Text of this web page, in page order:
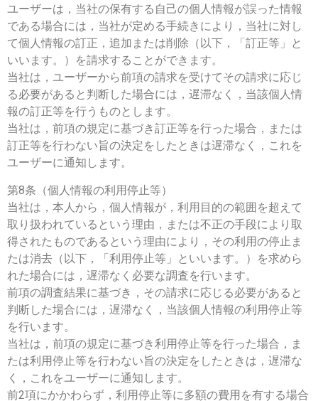
ユーザーは，当社の保有する自己の個人情報が誤った情報
である場合には，当社が定める手続きにより，当社に対し
て個人情報の訂正，追加または削除（以下，「訂正等」と
いいます。）を請求することができます。
当社は，ユーザーから前項の請求を受けてその請求に応じ
る必要があると判断した場合には，遅滞なく，当該個人情
報の訂正等を行うものとします。
当社は，前項の規定に基づき訂正等を行った場合，または
訂正等を行わない旨の決定をしたときは遅滞なく，これを
ユーザーに通知します。
第8条（個人情報の利用停止等）
当社は，本人から，個人情報が，利用目的の範囲を超えて
取り扱われているという理由，または不正の手段により取
得されたものであるという理由により，その利用の停止ま
たは消去（以下，「利用停止等」といいます。）を求めら
れた場合には，遅滞なく必要な調査を行います。
前項の調査結果に基づき，その請求に応じる必要があると
判断した場合には，遅滞なく，当該個人情報の利用停止等
を行います。
当社は，前項の規定に基づき利用停止等を行った場合，ま
たは利用停止等を行わない旨の決定をしたときは，遅滞な
く，これをユーザーに通知します。
前2項にかかわらず，利用停止等に多額の費用を有する場合